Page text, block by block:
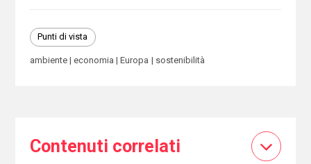
Punti di vista
ambiente economia Europa sostenibilità
Contenuti correlati